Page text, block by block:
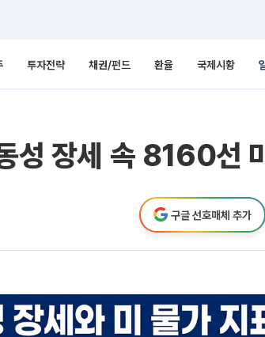
투자전략 채권/펀드 환율 국제시황
성 장세 속 8160선
구글 선호매체 추가